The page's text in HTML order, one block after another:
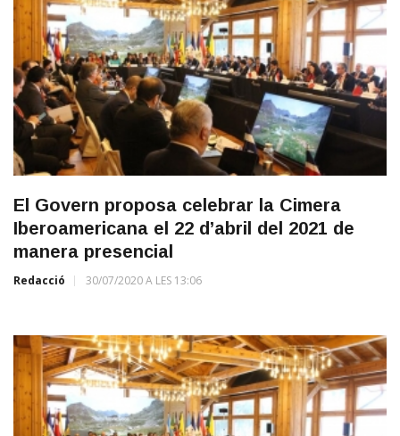
El Govern proposa celebrar la Cimera
Iberoamericana el 22 d’abril del 2021 de
manera presencial
Redacció 30/07/2020 A LES 13:06